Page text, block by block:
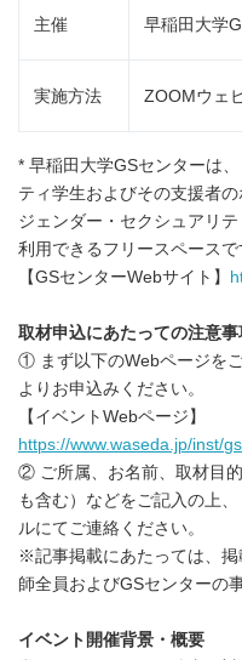
主催 早稲田大学
実施方法 ZOOMウェ
* 早稲田大学GSセンターは
ティ学生およびその支援者
ジェンダー・セクシュアリ
利用できるフリースペースで
【GSセンターWebサイト】
取材申込にあたっての注意事
① まず以下のWebページを
よりお申込みください。
【イベントWebページ】
https://www.waseda.jp/inst/
② ご所属、お名前、取材目
も含む）などをご記入の上、
ルにてご連絡ください。
※記事掲載にあたっては、
師全員およびGSセンターの
イベント開催背景・概要